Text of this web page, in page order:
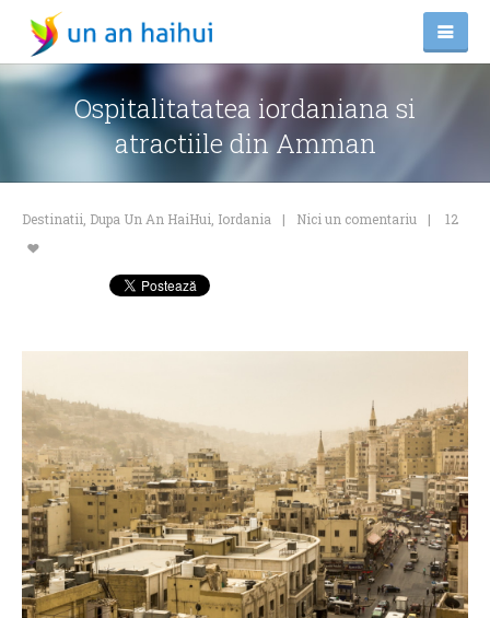
Ospitalitatatea iordaniana si
atractiile din Amman
Destinatii Dupa Un An HaiHui Iordania Nici un comentariu 12